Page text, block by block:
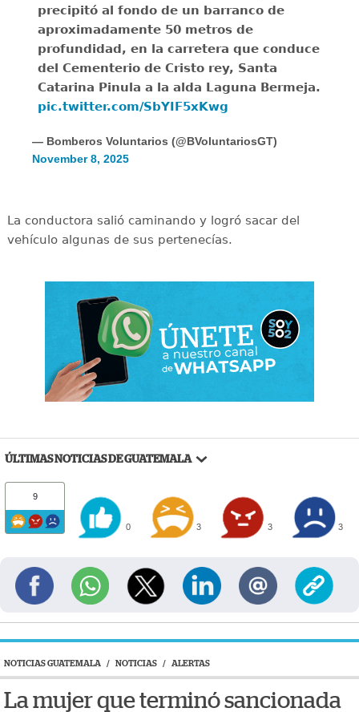
precipitó al fondo de un barranco de
aproximadamente 50 metros de
profundidad, en la carretera que conduce
del Cementerio de Cristo rey, Santa
Catarina Pinula a la alda Laguna Bermeja.
pic.twitter.com/SbYIF5xKwg
— Bomberos Voluntarios (@BVoluntariosGT)
November 8, 2025
La conductora salió caminando y logró sacar del
vehículo algunas de sus pertenecías.
ÚLTIMAS NOTICIAS DE GUATEMALA
9
0 3 3 3
NOTICIAS GUATEMALA / NOTICIAS / ALERTAS
La mujer que terminó sancionada